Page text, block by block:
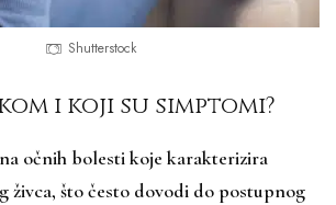
Shutterstock
i koji su simptomi?
očnih bolesti koje karakterizira
živca, što često dovodi do postupnog